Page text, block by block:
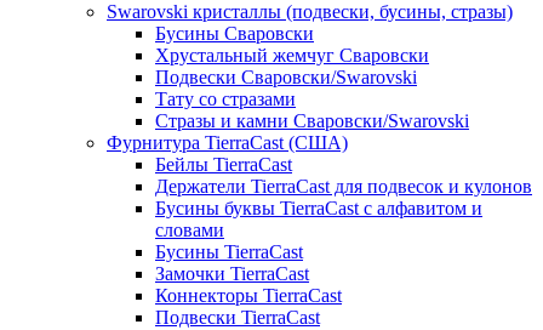
Swarovski кристаллы (подвески, бусины, стразы)
Бусины Сваровски
Хрустальный жемчуг Сваровски
Подвески Сваровски/Swarovski
Тату со стразами
Стразы и камни Сваровски/Swarovski
Фурнитура TierraCast (США)
Бейлы TierraCast
Держатели TierraCast для подвесок и кулонов
Бусины буквы TierraCast с алфавитом и
словами
Бусины TierraCast
Замочки TierraCast
Коннекторы TierraCast
Подвески TierraCast